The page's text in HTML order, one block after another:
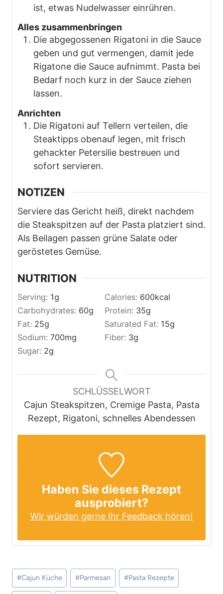
ist, etwas Nudelwasser einrühren.
Alles zusammenbringen
Die abgegossenen Rigatoni in die Sauce
geben und gut vermengen, damit jede
Rigatone die Sauce aufnimmt. Pasta bei
Bedarf noch kurz in der Sauce ziehen
lassen.
Anrichten
Die Rigatoni auf Tellern verteilen, die
Steaktipps obenauf legen, mit frisch
gehackter Petersilie bestreuen und
sofort servieren.
NOTIZEN
Serviere das Gericht heiß, direkt nachdem
die Steakspitzen auf der Pasta platziert sind.
Als Beilagen passen grüne Salate oder
geröstetes Gemüse.
NUTRITION
Serving: 1g Calories: 600kcal
Carbohydrates: 60g Protein: 35g
Fat: 25g Saturated Fat: 15g
Sodium: 700mg Fiber: 3g
Sugar: 2g
SCHLÜSSELWORT
Cajun Steakspitzen, Cremige Pasta, Pasta
Rezept, Rigatoni, schnelles Abendessen
Haben Sie dieses Rezept
ausprobiert?
Wir würden gerne Ihr Feedback hören!
Schlagworte:
#Cajun Küche #Parmesan #Pasta Rezepte